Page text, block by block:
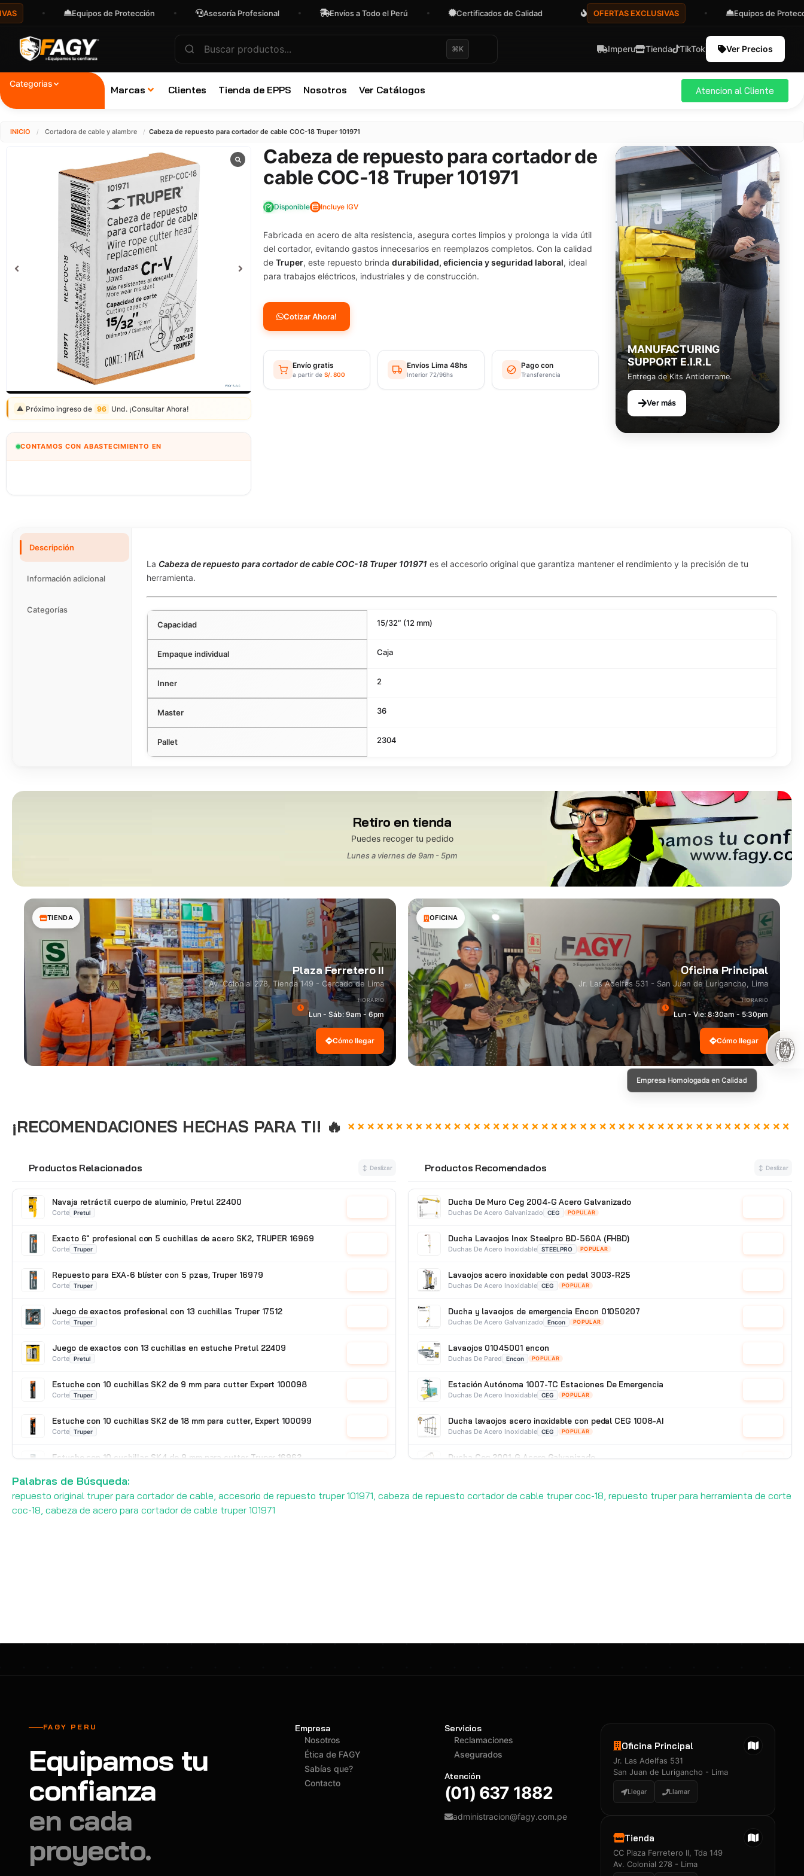
Equipos de Protección Asesoría Profesional Envíos a Todo el Perú Certificados de Calidad OFERTAS EXCLUSIVAS Equipos de Protección
⌘K Imperu Tienda TikTok Ver Precios
Categorias
Marcas Clientes Tienda de EPPS Nosotros Ver Catálogos Atencion al Cliente
INICIO / Cortadora de cable y alambre / Cabeza de repuesto para cortador de cable COC-18 Truper 101971
Correo: ventas@fagy.com.pe
⚠️ Próximo ingreso de 96 Und. ¡Consultar Ahora!
CONTAMOS CON ABASTECIMIENTO EN
Cabeza de repuesto para cortador de
cable COC-18 Truper 101971
Disponible Incluye IGV
Fabricada en acero de alta resistencia, asegura cortes limpios y prolonga la vida útil
del cortador, evitando gastos innecesarios en reemplazos completos. Con la calidad
deTruper, este repuesto brindadurabilidad, eficiencia y seguridad laboral, ideal
para trabajos eléctricos, industriales y de construcción.
Cotizar Ahora!
Envío gratis
a partir deS/. 800
Envíos Lima 48hs
Interior 72/96hs
Pago con
Transferencia
MANUFACTURING
SUPPORT E.I.R.L
Entrega de Kits Antiderrame.
Ver más
Descripción
Información adicional
Categorías
La Cabeza de repuesto para cortador de cable COC-18 Truper 101971 es el accesorio original que garantiza mantener el rendimiento y la precisión de tu
herramienta.
Capacidad 15/32″ (12 mm)
Empaque individual Caja
Inner 2
Master 36
Pallet 2304
Retiro en tienda
Puedes recoger tu pedido
Lunes a viernes de 9am - 5pm
TIENDA
Plaza Ferretero II
Av. Colonial 278, Tienda 149 - Cercado de Lima
HORARIO
Lun - Sáb: 9am - 6pm
Cómo llegar
OFICINA
Oficina Principal
Jr. Las Adelfas 531 - San Juan de Lurigancho, Lima
HORARIO
Lun - Vie: 8:30am - 5:30pm
Cómo llegar
¡RECOMENDACIONES HECHAS PARA TI! 🔥
Productos Relacionados ↕ Deslizar
Navaja retráctil cuerpo de aluminio, Pretul 22400
Corte Pretul
Exacto 6" profesional con 5 cuchillas de acero SK2, TRUPER 16969
Corte Truper
Repuesto para EXA-6 blíster con 5 pzas, Truper 16979
Corte Truper
Juego de exactos profesional con 13 cuchillas Truper 17512
Corte Truper
Juego de exactos con 13 cuchillas en estuche Pretul 22409
Corte Pretul
Estuche con 10 cuchillas SK2 de 9 mm para cutter Expert 100098
Corte Truper
Estuche con 10 cuchillas SK2 de 18 mm para cutter, Expert 100099
Corte Truper
Estuche con 10 cuchillas SK4 de 9 mm para cutter Truper 16962
Productos Recomendados ↕ Deslizar
Ducha De Muro Ceg 2004-G Acero Galvanizado
Duchas De Acero Galvanizado CEG POPULAR
Ducha Lavaojos Inox Steelpro BD-560A (FHBD)
Duchas De Acero Inoxidable STEELPRO POPULAR
Lavaojos acero inoxidable con pedal 3003-R25
Duchas De Acero Inoxidable CEG POPULAR
Ducha y lavaojos de emergencia Encon 01050207
Duchas De Acero Galvanizado Encon POPULAR
Lavaojos 01045001 encon
Duchas De Pared Encon POPULAR
Estación Autónoma 1007-TC Estaciones De Emergencia
Duchas De Acero Inoxidable CEG POPULAR
Ducha lavaojos acero inoxidable con pedal CEG 1008-AI
Duchas De Acero Inoxidable CEG POPULAR
Ducha Ceg 2001-G Acero Galvanizado
Palabras de Búsqueda:
repuesto original truper para cortador de cable, accesorio de repuesto truper 101971, cabeza de repuesto cortador de cable truper coc-18, repuesto truper para herramienta de corte
coc-18, cabeza de acero para cortador de cable truper 101971
FAGY PERU
Equipamos tu
confianza
en cada
proyecto.
Empresa
Nosotros
Ética de FAGY
Sabías que?
Contacto
Servicios
Reclamaciones
Asegurados
Atención
(01) 637 1882
administracion@fagy.com.pe
Oficina Principal
Jr. Las Adelfas 531
San Juan de Lurigancho - Lima
Llegar Llamar
Tienda
CC Plaza Ferretero II, Tda 149
Av. Colonial 278 - Lima